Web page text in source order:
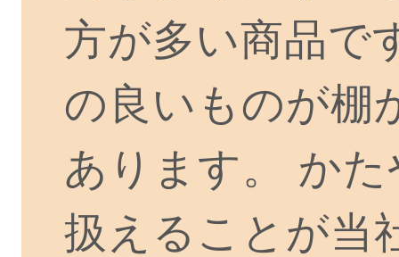
方が多い商品で
の良いものが棚
あります。 か
扱えることが当